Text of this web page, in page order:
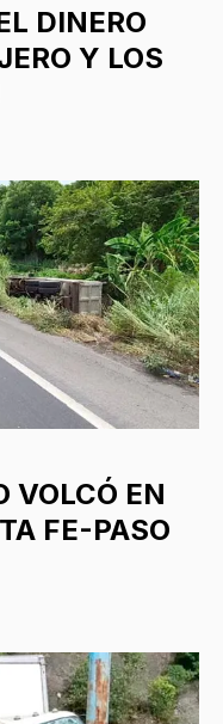
DINERO
Y LOS
VOLCÓ EN
FE-PASO